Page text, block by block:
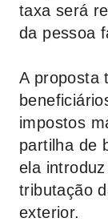
taxa será
da pessoa
A proposta
impostos
partilha de
ela
tributação
exterior.